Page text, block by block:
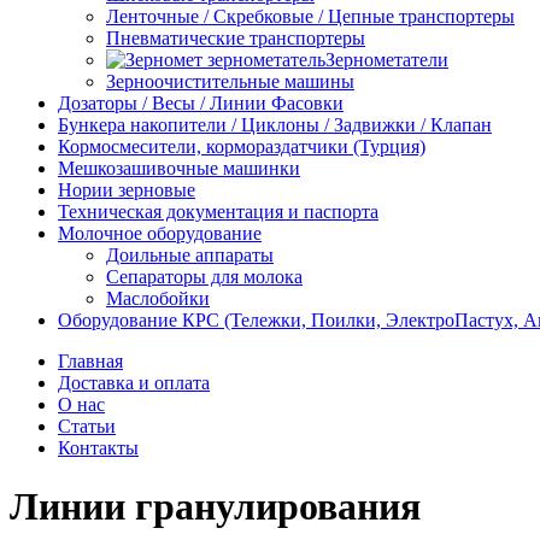
Ленточные / Скребковые / Цепные транспортеры
Пневматические транспортеры
Зернометатели
Зерноочистительные машины
Дозаторы / Весы / Линии Фасовки
Бункера накопители / Циклоны / Задвижки / Клапан
Кормосмесители, кормораздатчики (Турция)
Мешкозашивочные машинки
Нории зерновые
Техническая документация и паспорта
Молочное оборудование
Доильные аппараты
Сепараторы для молока
Маслобойки
Оборудование КРС (Тележки, Поилки, ЭлектроПастух,
Главная
Доставка и оплата
О нас
Статьи
Контакты
Линии гранулирования